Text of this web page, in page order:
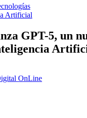
Artificial
GPT-5, un
OnLine